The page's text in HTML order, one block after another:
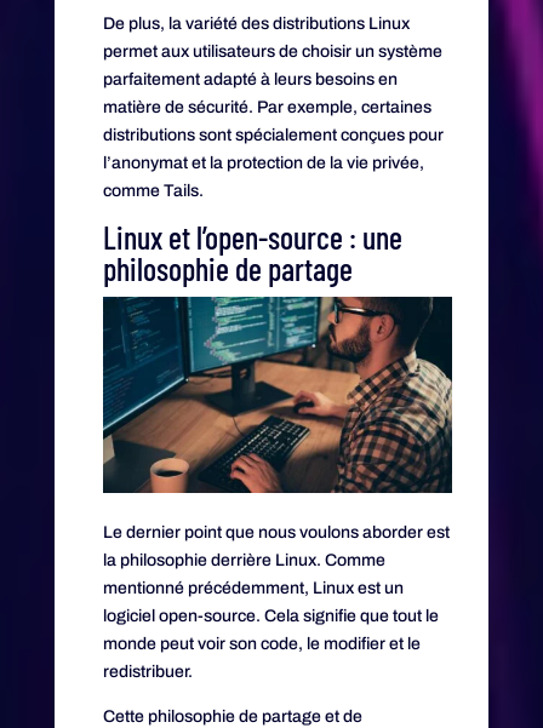
De plus, la variété des distributions Linux
permet aux utilisateurs de choisir un système
parfaitement adapté à leurs besoins en
matière de sécurité. Par exemple, certaines
distributions sont spécialement conçues pour
l’anonymat et la protection de la vie privée,
comme Tails.
Linux et l’open-source : une
philosophie de partage
Le dernier point que nous voulons aborder est
la philosophie derrière Linux. Comme
mentionné précédemment, Linux est un
logiciel open-source. Cela signifie que tout le
monde peut voir son code, le modifier et le
redistribuer.
Cette philosophie de partage et de